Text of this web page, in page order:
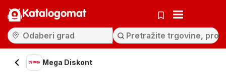
Katalogomat
Mega Diskont